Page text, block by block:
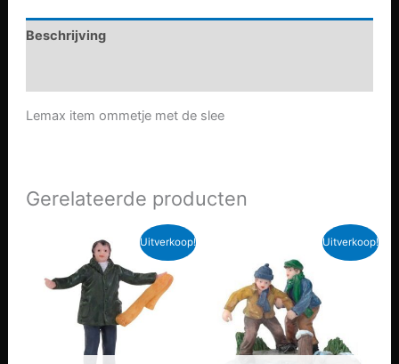
Beschrijving
Lemax item ommetje met de slee
Gerelateerde producten
Uitverkoop! Uitverkoop!